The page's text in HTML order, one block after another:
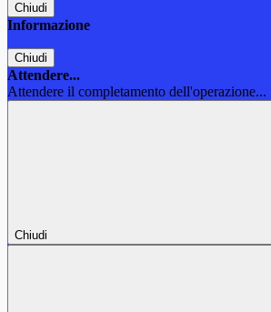
Chiudi
Informazione
Chiudi
Attendere...
Attendere il completamento dell'operazione...
Chiudi